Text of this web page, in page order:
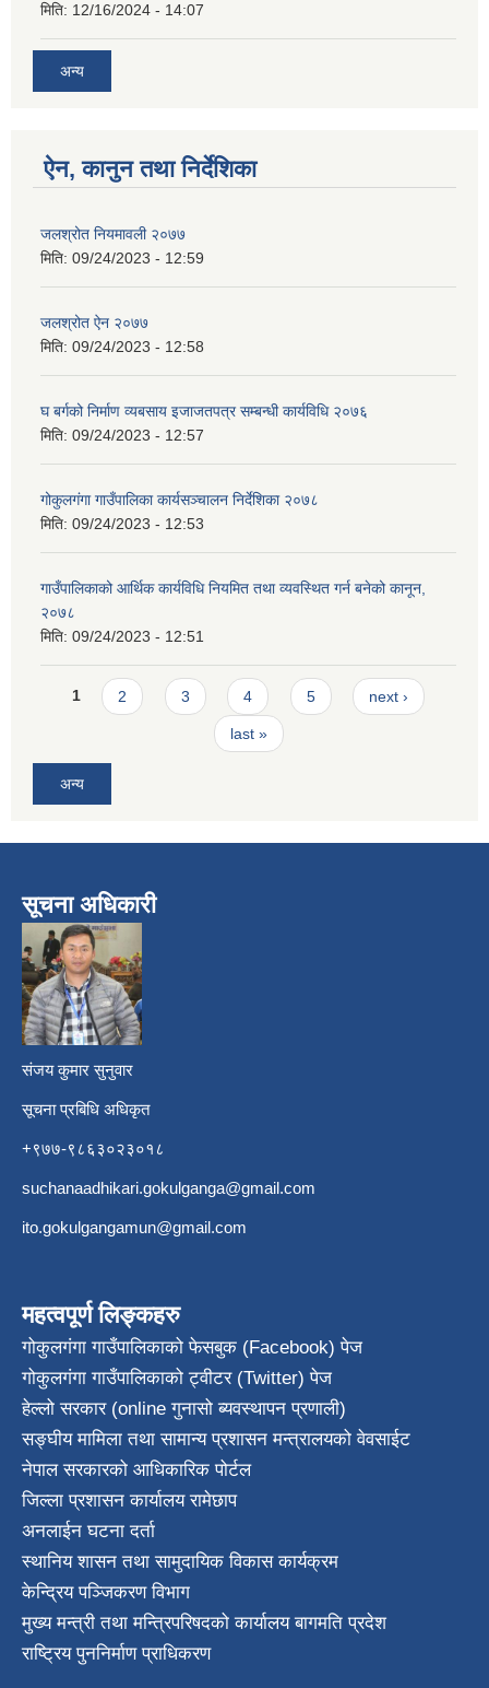
मिति: 12/16/2024 - 14:07
अन्य
ऐन, कानुन तथा निर्देशिका
जलश्रोत नियमावली २०७७
मिति: 09/24/2023 - 12:59
जलश्रोत ऐन २०७७
मिति: 09/24/2023 - 12:58
घ बर्गको निर्माण व्यबसाय इजाजतपत्र सम्बन्धी कार्यविधि २०७६
मिति: 09/24/2023 - 12:57
गोकुलगंगा गाउँपालिका कार्यसञ्चालन निर्देशिका २०७८
मिति: 09/24/2023 - 12:53
गाउँपालिकाको आर्थिक कार्यविधि नियमित तथा व्यवस्थित गर्न बनेको कानून,
२०७८
मिति: 09/24/2023 - 12:51
Pages
1 2 3 4 5 next ›
last »
अन्य
सूचना अधिकारी
संजय कुमार सुनुवार
सूचना प्रबिधि अधिकृत
+९७७-९८६३०२३०१८
suchanaadhikari.gokulganga@gmail.com
ito.gokulgangamun@gmail.com
महत्वपूर्ण लिङ्कहरु
गोकुलगंगा गाउँपालिकाको फेसबुक (Facebook) पेज
गोकुलगंगा गाउँपालिकाको ट्वीटर (Twitter) पेज
हेल्लो सरकार (online गुनासो ब्यवस्थापन प्रणाली)
सङ्घीय मामिला तथा सामान्य प्रशासन मन्त्रालयको वेवसाईट
नेपाल सरकारको आधिकारिक पोर्टल
जिल्ला प्रशासन कार्यालय रामेछाप
अनलाईन घटना दर्ता
स्थानिय शासन तथा सामुदायिक विकास कार्यक्रम
केन्द्रिय पञ्जिकरण विभाग
मुख्य मन्त्री तथा मन्त्रिपरिषदको कार्यालय बागमति प्रदेश
राष्ट्रिय पुननिर्माण प्राधिकरण